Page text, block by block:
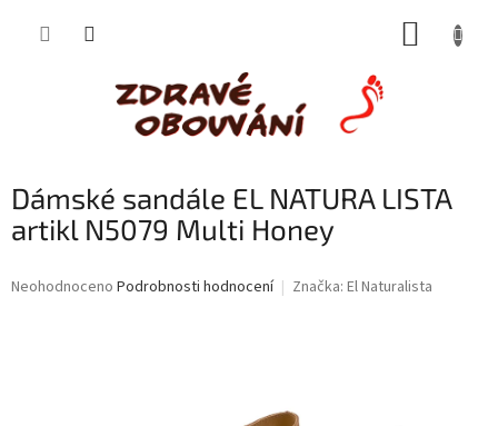
Dámské sandále EL NATURA LISTA
artikl N5079 Multi Honey
Průměrné
Neohodnoceno Podrobnosti hodnocení Značka: El Naturalista